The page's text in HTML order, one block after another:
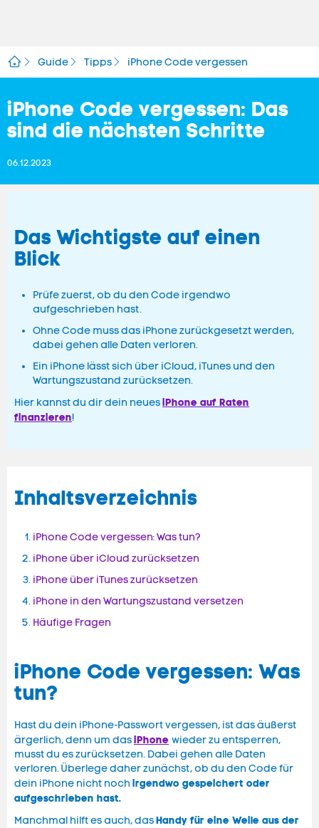
Guide Tipps iPhone Code vergessen
iPhone Code vergessen: Das
sind die nächsten Schritte
06.12.2023
Das Wichtigste auf einen
Blick
Prüfe zuerst, ob du den Code irgendwo
aufgeschrieben hast.
Ohne Code muss das iPhone zurückgesetzt werden,
dabei gehen alle Daten verloren.
Ein iPhone lässt sich über iCloud, iTunes und den
Wartungszustand zurücksetzen.
Hier kannst du dir dein neuesiPhone auf Raten
finanzieren!
Inhaltsverzeichnis
iPhone Code vergessen: Was tun?
iPhone über iCloud zurücksetzen
iPhone über iTunes zurücksetzen
iPhone in den Wartungszustand versetzen
Häufige Fragen
iPhone Code vergessen: Was
tun?
Hast du dein iPhone-Passwort vergessen, ist das äußerst
ärgerlich, denn um dasiPhone wieder zu entsperren,
musst du es zurücksetzen. Dabei gehen alle Daten
verloren. Überlege daher zunächst, ob du den Code für
dein iPhone nicht noch irgendwo gespeichert oder
aufgeschrieben hast.
Manchmal hilft es auch, dasHandy für eine Weile aus der